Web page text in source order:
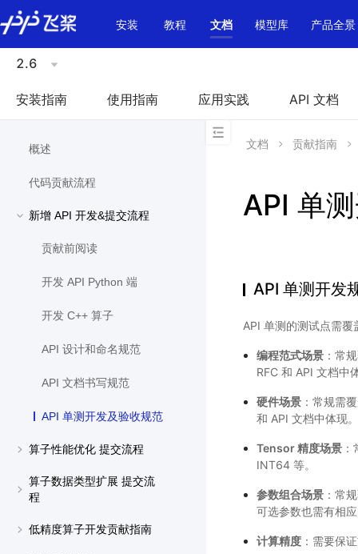
\u200E
安装
教程 文档 模型库 产品全景
2.6
安装指南 使用指南 应用实践 API 文档
概述
代码贡献流程
新增 API 开发&提交流程
贡献前阅读
开发 API Python 端
开发 C++ 算子
API 设计和命名规范
API 文档书写规范
API 单测开发及验收规范
算子性能优化 提交流程
算子数据类型扩展 提交流
程
低精度算子开发贡献指南
文档 贡献指南
API 单
API 单测开发
API 单测的测试点需覆
编程范式场景：常
RFC 和 API 文档中
硬件场景：常规需
和 API 文档中体现
Tensor 精度场景：
INT64 等。
参数组合场景：常
可选参数也需有相
计算精度：需要保